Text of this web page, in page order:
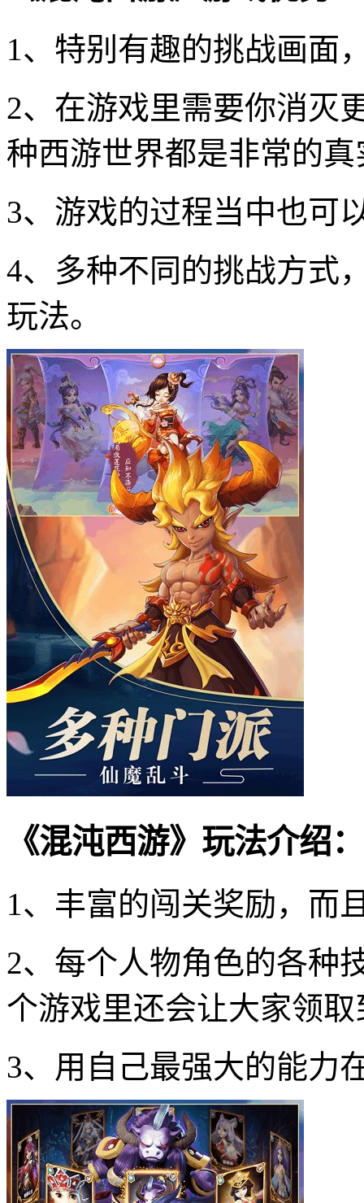
1、特别有趣的挑战画面
2、在游戏里需要你消灭
种西游世界都是非常的真
3、游戏的过程当中也可
4、多种不同的挑战方式
玩法。
《混沌西游》玩法介绍：
1、丰富的闯关奖励，而
2、每个人物角色的各种
个游戏里还会让大家领
3、用自己最强大的能力